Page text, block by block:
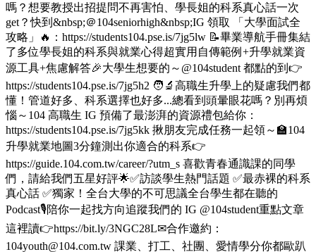
嗎？想要教授出招提問不再害怕、學長姐的科系真心話一次
get？快到&nbsp;＠104seniorhigh&nbsp;IG 領取 「大學面試全
攻略」🔥：https://students104.pse.is/7jg5lw 📝畢業導航手冊集結
了多位學長姐的科系與就業心得超實用自傳範例+升學就業資
源工具+焦慮解答🎉大學生想要的～@104student 都點的到👉
https://students104.pse.is/7jg5h2 🧑‍🔬高職生升學上的疑慮我們都
懂！管道好多、科系選擇也好多...總看到頭暈眼花嗎？別再煩
惱～104 高職生 IG 預備了最澎湃的資源禮包給你：
https://students104.pse.is/7jg5kk 揪朋友完成任務一起領～🏫104
升學就業地圖3分鐘測出你適合的科系👉
https://guide.104.com.tw/career/?utm_s 喜歡青春通識課的同學
們，請給我們五星好評🌟✅訪談學生熱門話題 ✅最赤裸的科系
真心話 ✅獨家！全台大學的不可思議全台學生都在聽的
Podcast🎙️陪你一起找方向追蹤我們的 IG @104student重點文章
這裡讀👉https://bit.ly/3NGC28L✉合作邀約：
104youth@104.com.tw 課業、打工、社團、愛情學分你都歐趴